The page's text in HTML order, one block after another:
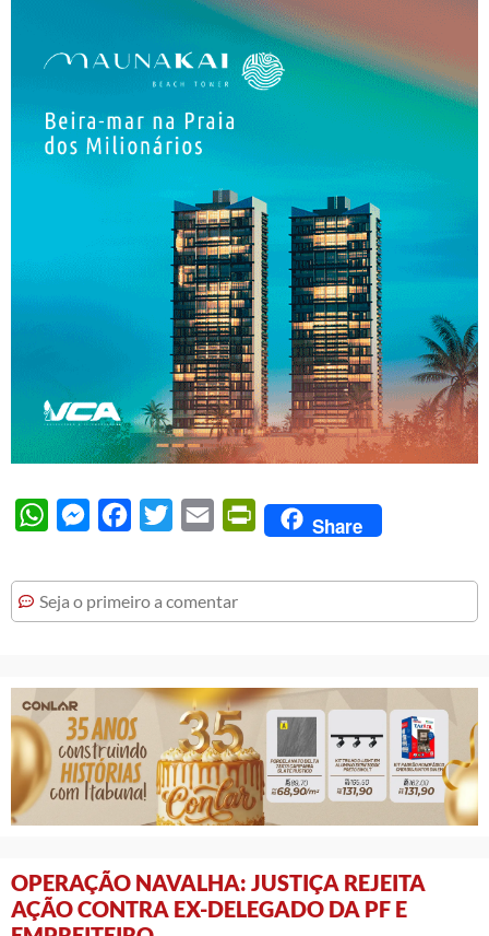
WhatsAppMessengerFacebook
Twitter Email PrintFriendly
Share
Seja o primeiro a comentar
OPERAÇÃO NAVALHA: JUSTIÇA REJEITA
AÇÃO CONTRA EX-DELEGADO DA PF E